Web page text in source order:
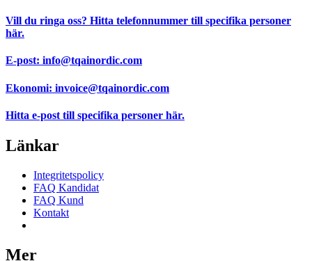
Vill du ringa oss? Hitta telefonnummer till specifika personer
här.
E-post: info@tqainordic.com
Ekonomi: invoice@tqainordic.com
Hitta e-post till specifika personer här.
Länkar
Integritetspolicy
FAQ Kandidat
FAQ Kund
Kontakt
Mer